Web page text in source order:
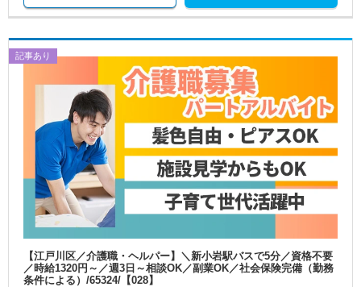
記事あり
【江戸川区／介護職・ヘルパー】＼新小岩駅バスで5分／資格不要
／時給1320円～／週3日～相談OK／副業OK／社会保険完備（勤務
条件による）/65324/【028】